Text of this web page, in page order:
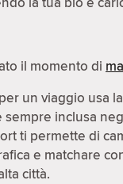
il momento di
un viaggio usa la
sempre inclusa
ti permette di
e matchare
città.